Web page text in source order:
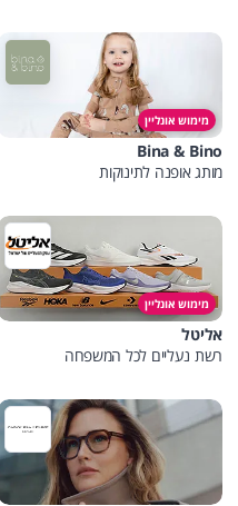
מימוש אונליין
Bina & Bino
מותג אופנה לתינוקות
מימוש אונליין
אליטל
רשת נעליים לכל המשפחה